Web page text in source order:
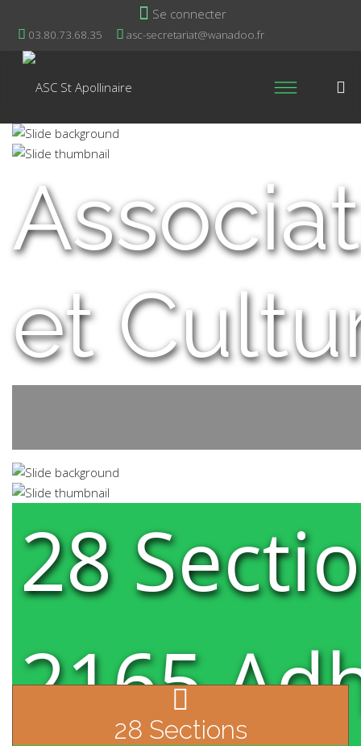
Se connecter
03.80.73.68.35 asc-secretariat@wanadoo.fr
et
28
2165
28 Sections